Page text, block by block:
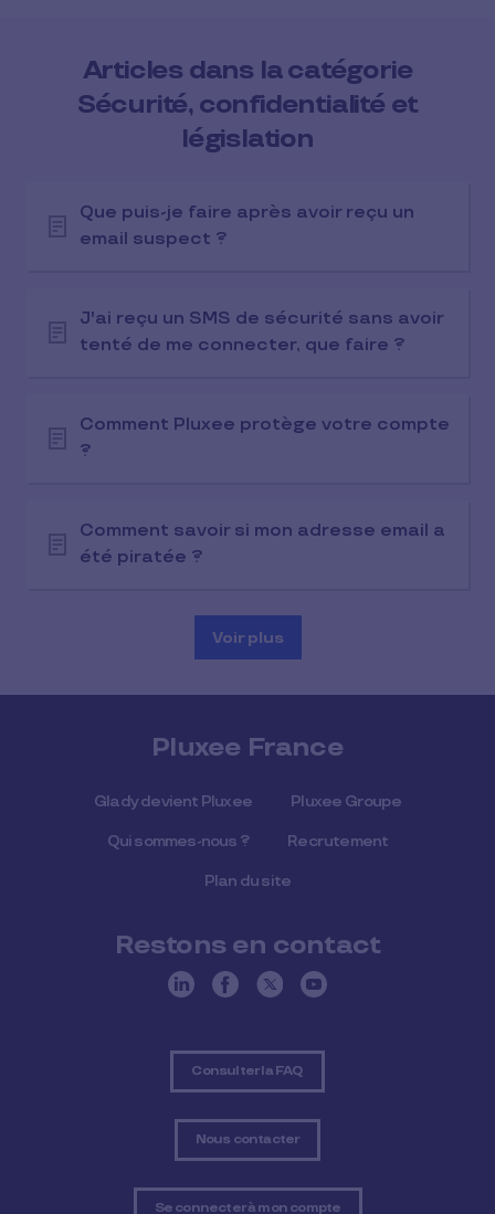
Articles dans la catégorie
Sécurité, confidentialité et
législation
Que puis-je faire après avoir reçu un
email suspect ?
J'ai reçu un SMS de sécurité sans avoir
tenté de me connecter, que faire ?
Comment Pluxee protège votre compte
?
Comment savoir si mon adresse email a
été piratée ?
Voir plus
Pluxee France
Glady devient Pluxee Pluxee Groupe
Qui sommes-nous ? Recrutement
Plan du site
Restons en contact
Consulter la FAQ
Nous contacter
Se connecter à mon compte